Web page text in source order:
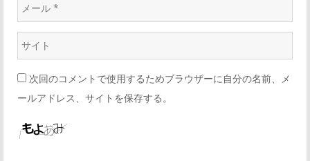
次回のコメントで使用するためブラウザーに自分の名前、メ
ールアドレス、サイトを保存する。